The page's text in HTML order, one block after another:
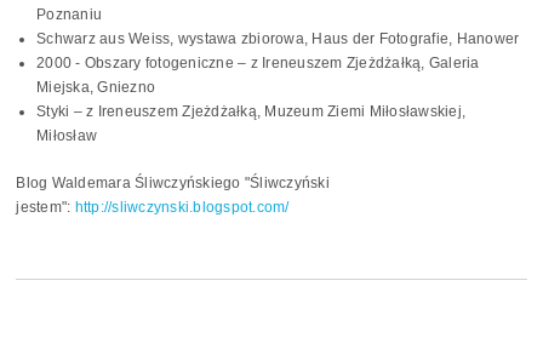
Poznaniu
Schwarz aus Weiss, wystawa zbiorowa, Haus der Fotografie, Hanower
2000 - Obszary fotogeniczne – z Ireneuszem Zjeżdżałką, Galeria
Miejska, Gniezno
Styki – z Ireneuszem Zjeżdżałką, Muzeum Ziemi Miłosławskiej,
Miłosław
Blog Waldemara Śliwczyńskiego "Śliwczyński
jestem": http://sliwczynski.blogspot.com/